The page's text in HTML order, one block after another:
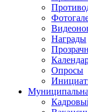
Награды
Опросы